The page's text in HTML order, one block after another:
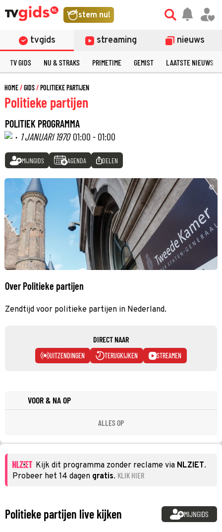
stem nu!
tvgids streaming nieuws
TV GIDS NU & STRAKS PRIMETIME GEMIST LAATSTE NIEUWS
HOME GIDS POLITIEKE PARTIJEN
Politieke partijen
POLITIEK PROGRAMMA
· 1 JANUARI 1970 01:00 - 01:00
MIJNGIDS AGENDA DELEN
©
Over Politieke partijen
Zendtijd voor politieke partijen in Nederland.
DIRECT NAAR
UITZENDINGEN TERUGKIJKEN STREAMEN
VOOR & NA OP
ALLES OP
Kijk dit programma zonder reclame via NLZIET.
Probeer het 14 dagen gratis. KLIK HIER
Politieke partijen live kijken MIJNGIDS